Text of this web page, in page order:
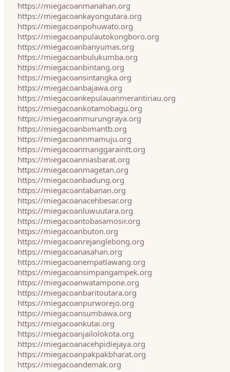
https://miegacoanmanahan.org
https://miegacoankayongutara.org
https://miegacoanpohuwato.org
https://miegacoanpulautokongboro.org
https://miegacoanbanyumas.org
https://miegacoanbulukumba.org
https://miegacoanbintang.org
https://miegacoansintangka.org
https://miegacoanbajawa.org
https://miegacoankepulauanmerantiriau.org
https://miegacoankotamobagu.org
https://miegacoanmurungraya.org
https://miegacoanbimantb.org
https://miegacoannmamuju.org
https://miegacoanmanggaraintt.org
https://miegacoanniasbarat.org
https://miegacoanmagetan.org
https://miegacoanbadung.org
https://miegacoantabanan.org
https://miegacoanacehbesar.org
https://miegacoanluwuutara.org
https://miegacoantobasamosir.org
https://miegacoanbuton.org
https://miegacoanrejanglebong.org
https://miegacoanasahan.org
https://miegacoanempatlawang.org
https://miegacoansimpangampek.org
https://miegacoanwatampone.org
https://miegacoanbaritoutara.org
https://miegacoanpurworejo.org
https://miegacoansumbawa.org
https://miegacoankutai.org
https://miegacoanjailolokota.org
https://miegacoanacehpidiejaya.org
https://miegacoanpakpakbharat.org
https://miegacoandemak.org